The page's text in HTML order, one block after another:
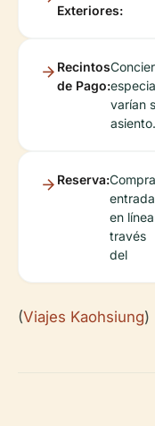
Exteriores:
Recintos
de Pago:
varían
asiento.
Reserva:Compra
en
través
del
(Viajes Kaohsiung)